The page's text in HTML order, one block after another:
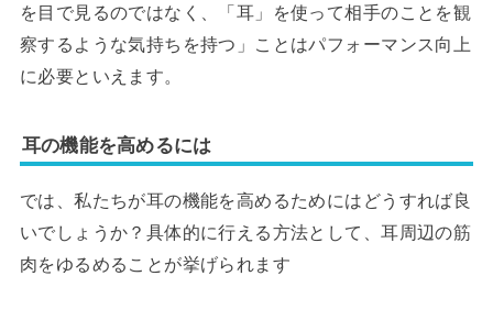
を目で見るのではなく、「耳」を使って相手のことを観
察するような気持ちを持つ」ことはパフォーマンス向上
に必要といえます。
耳の機能を高めるには
では、私たちが耳の機能を高めるためにはどうすれば良
いでしょうか？具体的に行える方法として、耳周辺の筋
肉をゆるめることが挙げられます